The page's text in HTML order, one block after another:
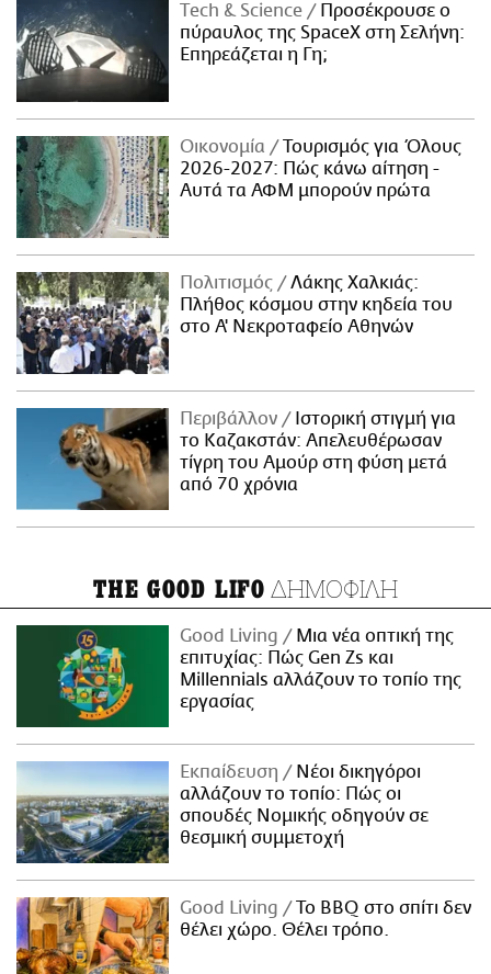
Τech & Science
Προσέκρουσε ο
πύραυλος της SpaceX στη Σελήνη:
Επηρεάζεται η Γη;
Οικονομία
Τουρισμός για Όλους
2026-2027: Πώς κάνω αίτηση -
Αυτά τα ΑΦΜ μπορούν πρώτα
Πολιτισμός
Λάκης Χαλκιάς:
Πλήθος κόσμου στην κηδεία του
στο Α' Νεκροταφείο Αθηνών
Περιβάλλον
Ιστορική στιγμή για
το Καζακστάν: Απελευθέρωσαν
τίγρη του Αμούρ στη φύση μετά
από 70 χρόνια
THE GOOD LIFO ΔΗΜΟΦΙΛΗ
Good Living
Μια νέα οπτική της
επιτυχίας: Πώς Gen Zs και
Millennials αλλάζουν το τοπίο της
εργασίας
Εκπαίδευση
Νέοι δικηγόροι
αλλάζουν το τοπίο: Πώς οι
σπουδές Νομικής οδηγούν σε
θεσμική συμμετοχή
Good Living
Το BBQ στο σπίτι δεν
θέλει χώρο. Θέλει τρόπο.